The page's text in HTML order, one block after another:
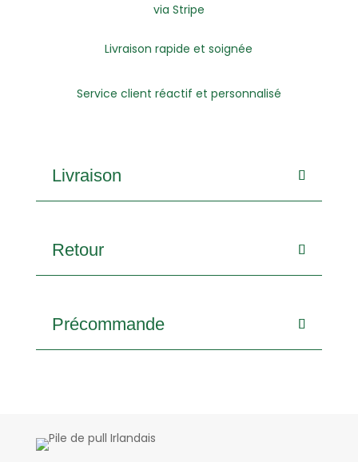
via Stripe
Livraison rapide et soignée
Service client réactif et personnalisé
Livraison
Retour
Précommande